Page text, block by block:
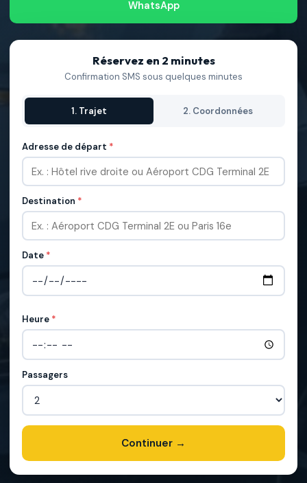
WhatsApp
Réservez en 2 minutes
Confirmation SMS sous quelques minutes
1. Trajet 2. Coordonnées
Adresse de départ *
Destination *
Date *
Heure *
Passagers
Continuer →